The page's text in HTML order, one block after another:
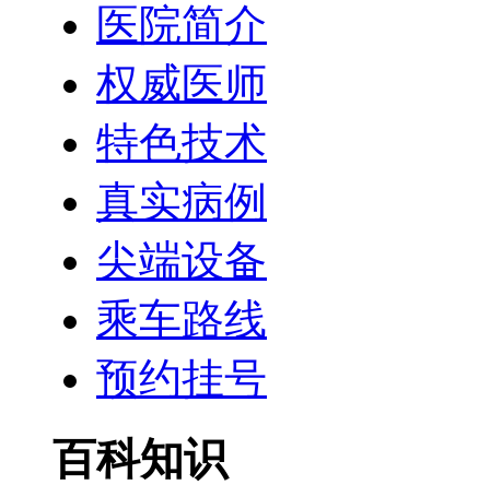
医院简介
权威医师
特色技术
真实病例
尖端设备
乘车路线
预约挂号
百科知识